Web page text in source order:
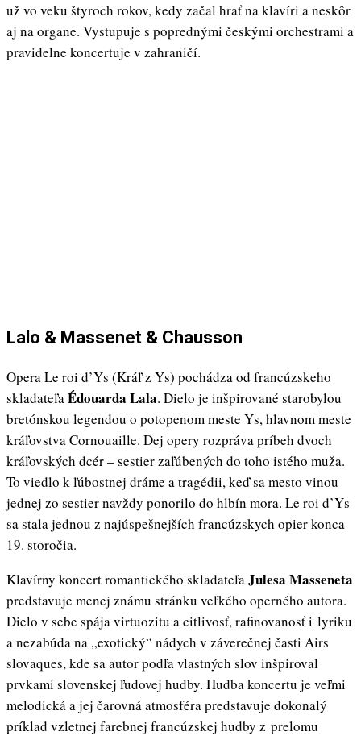
už vo veku štyroch rokov, kedy začal hrať na klavíri a neskôr
aj na organe. Vystupuje s poprednými českými orchestrami a
pravidelne koncertuje v zahraničí.
Lalo & Massenet & Chausson
Opera Le roi d’Ys (Kráľ z Ys) pochádza od francúzskeho
skladateľaÉdouarda Lala. Dielo je inšpirované starobylou
bretónskou legendou o potopenom meste Ys, hlavnom meste
kráľovstva Cornouaille. Dej opery rozpráva príbeh dvoch
kráľovských dcér – sestier zaľúbených do toho istého muža.
To viedlo k ľúbostnej dráme a tragédii, keď sa mesto vinou
jednej zo sestier navždy ponorilo do hlbín mora. Le roi d’Ys
sa stala jednou z najúspešnejších francúzskych opier konca
19. storočia.
Klavírny koncert romantického skladateľaJulesa Masseneta
predstavuje menej známu stránku veľkého operného autora.
Dielo v sebe spája virtuozitu a citlivosť, rafinovanosť i lyriku
a nezabúda na „exotický“ nádych v záverečnej časti Airs
slovaques, kde sa autor podľa vlastných slov inšpiroval
prvkami slovenskej ľudovej hudby. Hudba koncertu je veľmi
melodická a jej čarovná atmosféra predstavuje dokonalý
príklad vzletnej farebnej francúzskej hudby z prelomu